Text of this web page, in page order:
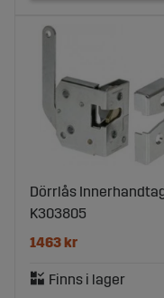
Dörrlås
K303805
1463 kr